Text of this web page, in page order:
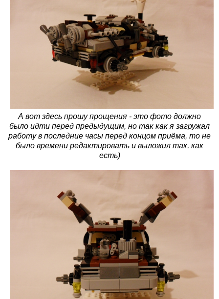
А вот здесь прошу прощения - это фото должно
было идти перед предыдущим, но так как я загружал
работу в последние часы перед концом приёма, то не
было времени редактировать и выложил так, как
есть)